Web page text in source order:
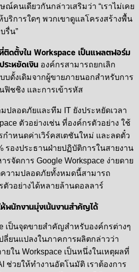
ณ์คนเดียวกันกล่าวเสริมว่า “เราไม่เคย
ริการใดๆ พวกเขาดูแลโครงสร้างพื้น
รื่น”
ดตั้งใน Workspace เป็นแพลตฟอร์ม
ะหยัดเงิน องค์กรสามารถยกเลิก
ดั้งเดิมจากผู้ขายภายนอกสำหรับการ
ฟิชชิง และการเข้ารหัส
ปลอดภัยและทีม IT ยังประหยัดเวลา
ตัวอย่างเช่น ที่องค์กรตัวอย่าง ใช้
กำหนดค่าเวิร์คสเตชันใหม่ และลดตั๋ว
รองประธานฝ่ายปฏิบัติการในสายงาน
รจัดการ Google Workspace ง่ายดาย
วามปลอดภัยทั้งหมดนี้สามารถ
ตัวอย่างได้หลายล้านดอลลาร์
พนักงานมุ่งเน้นงานสำคัญได้
เป็นจุดขายสำคัญสำหรับองค์กรต่างๆ
ลี่ยนแปลงในภาคการผลิตกล่าวว่า
ใน Workspace เป็นหนึ่งในเหตุผลที่
ช่วยให้ทำงานอัตโนมัติ เราต้องการ